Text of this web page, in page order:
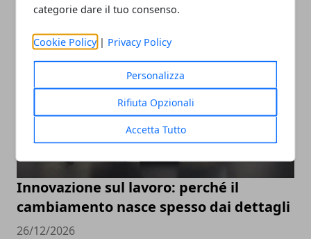
categorie dare il tuo consenso.
Cookie Policy | Privacy Policy
Personalizza
Rifiuta Opzionali
Accetta Tutto
Innovazione sul lavoro: perché il
cambiamento nasce spesso dai dettagli
26/12/2026